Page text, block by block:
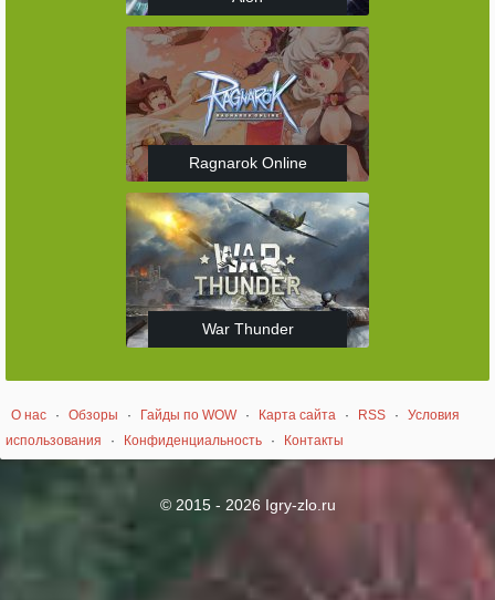
Ragnarok Online
War Thunder
О нас · Обзоры · Гайды по WOW · Карта сайта · RSS ·
Условия
использования
· Конфиденциальность · Контакты
© 2015 - 2026 Igry-zlo.ru